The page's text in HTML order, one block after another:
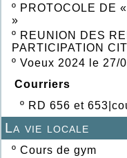
º PROTOCOLE DE
»
º REUNION DES
PARTICIPATION
º Voeux 2024 le 27/
Courriers
º RD 656 et
La vie locale
º Cours de gym